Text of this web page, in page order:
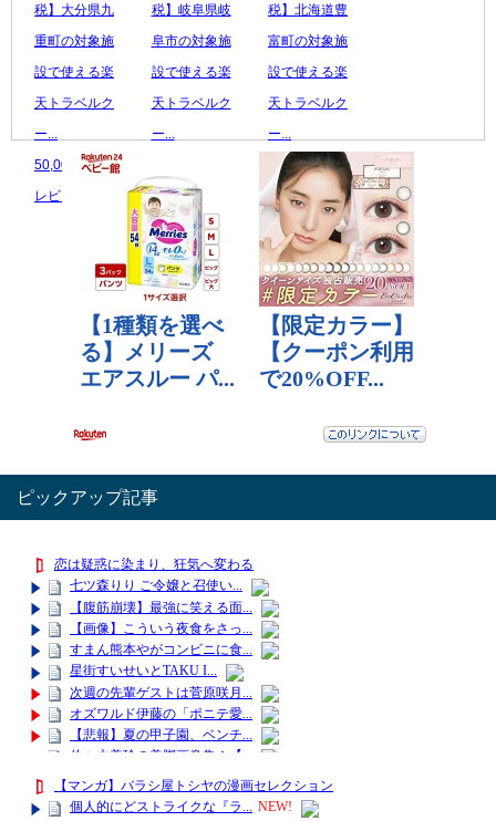
税】大分県九
重町の対象施
設で使える楽
天トラベルク
ー...
50,000 円
レビュー数：5
税】岐阜県岐
阜市の対象施
設で使える楽
天トラベルク
ー...
レビュー数：0
税】北海道豊
富町の対象施
設で使える楽
天トラベルク
ー...
50,000 円
レビュー数：0
ピックアップ記事